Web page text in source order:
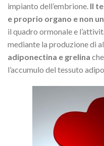
impianto dell’embrione. Il
e proprio organo e non
il quadro ormonale e
mediante la produzione di
adiponectina e grelina
l’accumulo del tessuto